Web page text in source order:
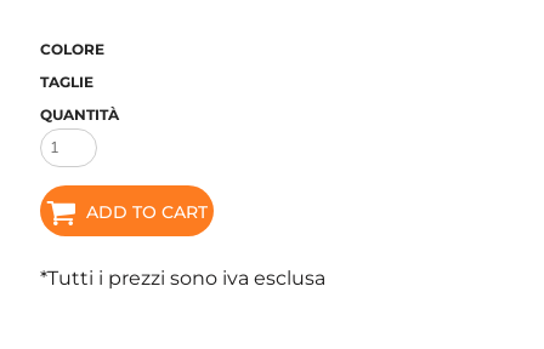
COLORE
TAGLIE
QUANTITÀ
ADD TO CART
*Tutti i prezzi sono iva esclusa